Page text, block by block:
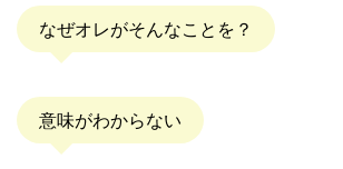
なぜオレがそんなことを？
意味がわからない